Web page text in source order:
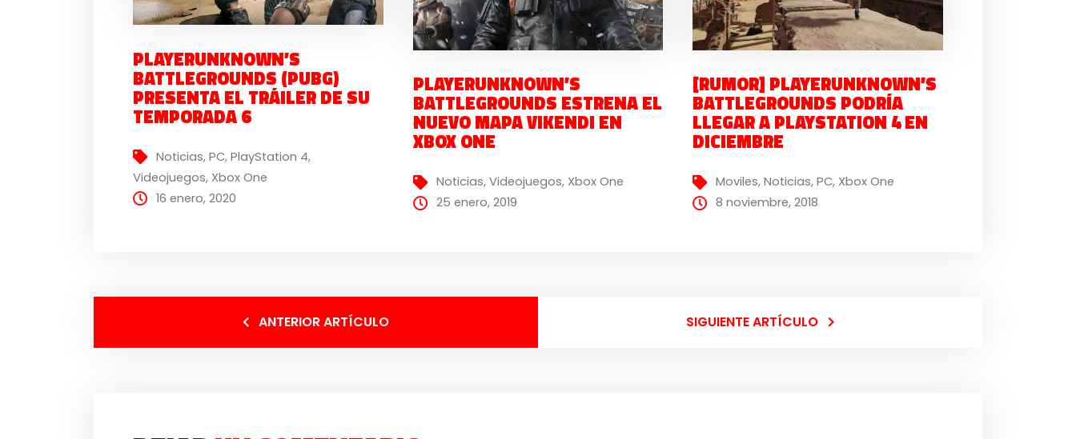
PLAYERUNKNOWN’S
BATTLEGROUNDS (PUBG)
PRESENTA EL TRÁILER DE SU
TEMPORADA 6
Noticias,PC,PlayStation 4,
Videojuegos, Xbox One
16 enero, 2020
PLAYERUNKNOWN’S
BATTLEGROUNDS ESTRENA EL
NUEVO MAPA VIKENDI EN
XBOX ONE
Noticias, Videojuegos, Xbox One
25 enero, 2019
[RUMOR] PLAYERUNKNOWN’S
BATTLEGROUNDS PODRÍA
LLEGAR A PLAYSTATION 4 EN
DICIEMBRE
Moviles,Noticias,PC, Xbox One
8 noviembre, 2018
ANTERIOR ARTÍCULO SIGUIENTE ARTÍCULO